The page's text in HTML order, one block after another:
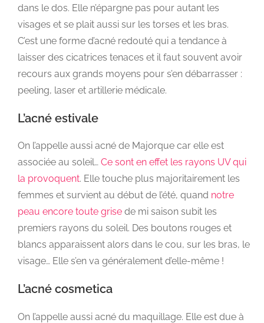
dans le dos. Elle n’épargne pas pour autant les
visages et se plait aussi sur les torses et les bras.
C’est une forme d’acné redouté qui a tendance à
laisser des cicatrices tenaces et il faut souvent avoir
recours aux grands moyens pour s’en débarrasser :
peeling, laser et artillerie médicale.
L’acné estivale
On l’appelle aussi acné de Majorque car elle est
associée au soleil… Ce sont en effet les rayons UV qui
la provoquent. Elle touche plus majoritairement les
femmes et survient au début de l’été, quand notre
peau encore toute grise de mi saison subit les
premiers rayons du soleil. Des boutons rouges et
blancs apparaissent alors dans le cou, sur les bras, le
visage… Elle s’en va généralement d’elle-même !
L’acné cosmetica
On l’appelle aussi acné du maquillage. Elle est due à